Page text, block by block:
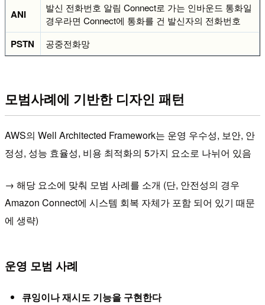
ANI
발신 전화번호 알림 Connect로 가는 인바운드 통화일
경우라면 Connect에 통화를 건 발신자의 전화번호
PSTN 공중전화망
모범사례에 기반한 디자인 패턴
AWS의 Well Architected Framework는 운영 우수성, 보안, 안
정성, 성능 효율성, 비용 최적화의 5가지 요소로 나뉘어 있음
→ 해당 요소에 맞춰 모범 사례를 소개 (단, 안전성의 경우
Amazon Connect에 시스템 회복 자체가 포함 되어 있기 때문
에 생략)
운영 모범 사례
큐잉이나 재시도 기능을 구현한다